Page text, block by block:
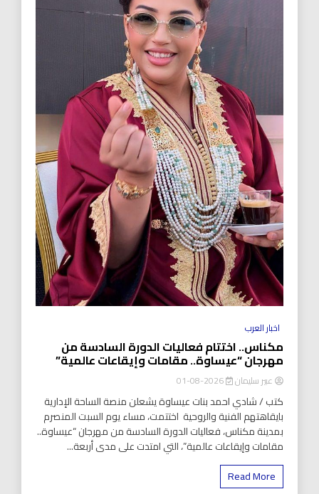
اخبار العرب
مكناس.. اختتام فعاليات الدورة السادسة من
مهرجان “عيساوة.. مقامات وإيقاعات عالمية”
عبير سليمان 2026-08-01
كتب / شادي احمد بنات عيساوة يشعلن منصة الساحة الإدارية
بايقاهتهم الفنية والروحية اختتمت، مساء يوم السبت المنصرم
بمدينة مكناس، فعاليات الدورة السادسة من مهرجان “عيساوة..
مقامات وإيقاعات عالمية”، التي امتدت على مدى أربعة...
Read More